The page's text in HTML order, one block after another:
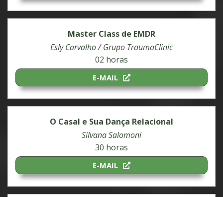
Master Class de EMDR
Esly Carvalho / Grupo TraumaClinic
02 horas
E-MAIL
O Casal e Sua Dança Relacional
Silvana Salomoni
30 horas
E-MAIL